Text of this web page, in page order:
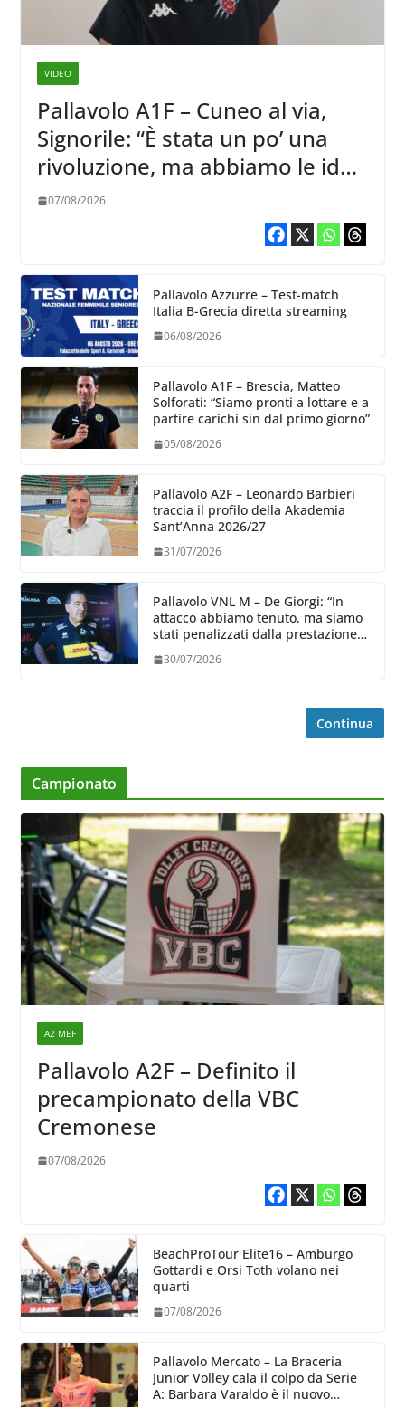
VIDEO
Pallavolo A1F – Cuneo al via,
Signorile: “È stata un po’ una
rivoluzione, ma abbiamo le idee
chiare siu cosa vogliamo fare”
07/08/2026
Pallavolo Azzurre – Test-match
Italia B-Grecia diretta streaming
06/08/2026
Pallavolo A1F – Brescia, Matteo
Solforati: “Siamo pronti a lottare e a
partire carichi sin dal primo giorno”
05/08/2026
Pallavolo A2F – Leonardo Barbieri
traccia il profilo della Akademia
Sant’Anna 2026/27
31/07/2026
Pallavolo VNL M – De Giorgi: “In
attacco abbiamo tenuto, ma siamo
stati penalizzati dalla prestazione
30/07/2026
Continua
Campionato
A2 MEF
Pallavolo A2F – Definito il
precampionato della VBC
Cremonese
07/08/2026
BeachProTour Elite16 – Amburgo
Gottardi e Orsi Toth volano nei
quarti
07/08/2026
Pallavolo Mercato – La Braceria
Junior Volley cala il colpo da Serie
A: Barbara Varaldo è il nuovo